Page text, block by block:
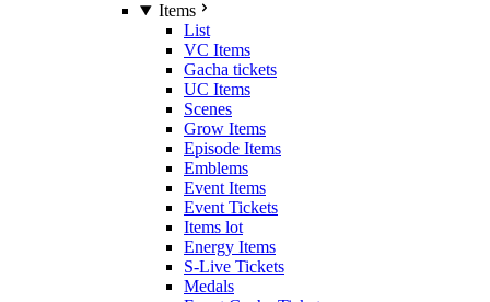
Items
List
VC Items
Gacha tickets
UC Items
Scenes
Grow Items
Episode Items
Emblems
Event Items
Event Tickets
Items lot
Energy Items
S-Live Tickets
Medals